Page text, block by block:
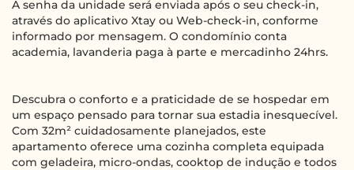
A senha da unidade será enviada após o seu check-in,
através do aplicativo Xtay ou Web-check-in, conforme
informado por mensagem. O condomínio conta
academia, lavanderia paga à parte e mercadinho 24hrs.
Descubra o conforto e a praticidade de se hospedar em
um espaço pensado para tornar sua estadia inesquecível.
Com 32m² cuidadosamente planejados, este
apartamento oferece uma cozinha completa equipada
com geladeira, micro-ondas, cooktop de indução e todos